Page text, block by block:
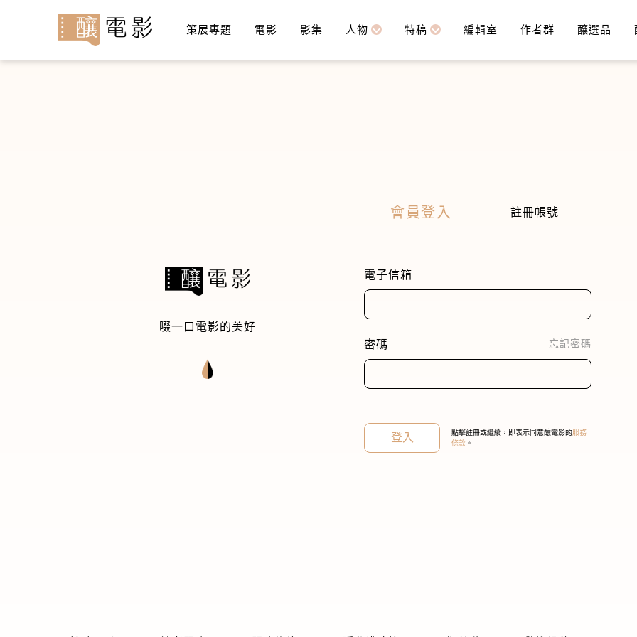
策展專題 電影 影集 人物 特稿 編輯室 作者群 釀選品
啜一口電影的美好
會員登入 註冊帳號
電子信箱
密碼 忘記密碼
登入 點擊註冊或繼續，即表示同意釀電影的服務
條款 。